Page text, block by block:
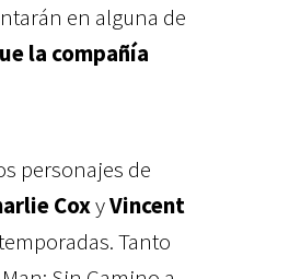
en alguna de
la compañía
personajes de
CoxyVincent
Tanto